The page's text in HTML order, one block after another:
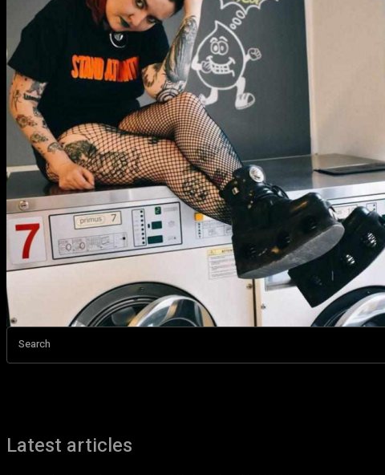
Search
Latest articles